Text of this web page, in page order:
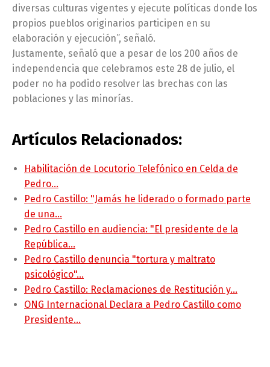
diversas culturas vigentes y ejecute políticas donde los
propios pueblos originarios participen en su
elaboración y ejecución”, señaló.
Justamente, señaló que a pesar de los 200 años de
independencia que celebramos este 28 de julio, el
poder no ha podido resolver las brechas con las
poblaciones y las minorías.
Artículos Relacionados:
Habilitación de Locutorio Telefónico en Celda de
Pedro…
Pedro Castillo: "Jamás he liderado o formado parte
de una…
Pedro Castillo en audiencia: "El presidente de la
República…
Pedro Castillo denuncia "tortura y maltrato
psicológico"…
Pedro Castillo: Reclamaciones de Restitución y…
ONG Internacional Declara a Pedro Castillo como
Presidente…